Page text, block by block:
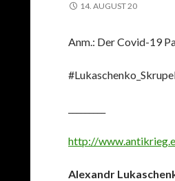
14. AUGUST 20
Anm.: Der Covid-19
http://
Alexandr